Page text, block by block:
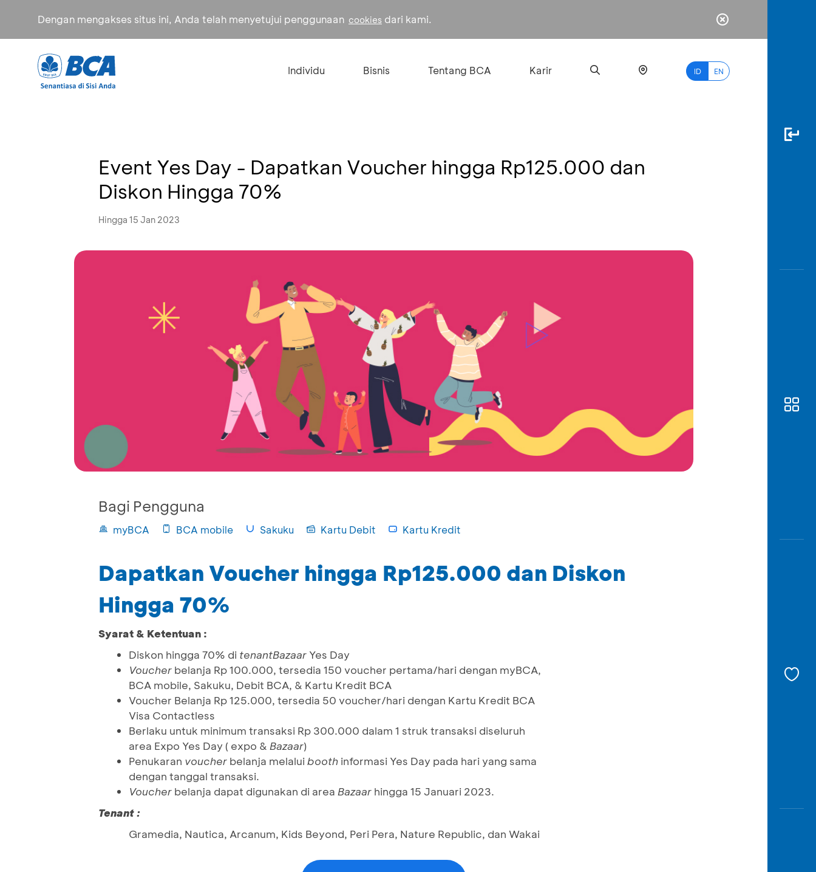
Dengan mengakses situs ini, Anda telah menyetujui penggunaan cookies dari kami.
Individu Bisnis Tentang BCA Karir ID EN
Event Yes Day - Dapatkan Voucher hingga Rp125.000 dan
Diskon Hingga 70%
Hingga 15 Jan 2023
Bagi Pengguna
myBCA BCA mobile Sakuku Kartu Debit Kartu Kredit
Dapatkan Voucher hingga Rp125.000 dan Diskon
Hingga 70%
Syarat & Ketentuan :
Diskon hingga 70% di tenantBazaar Yes Day
Voucher belanja Rp 100.000, tersedia 150 voucher pertama/hari dengan myBCA,
BCA mobile, Sakuku, Debit BCA, & Kartu Kredit BCA
Voucher Belanja Rp 125.000, tersedia 50 voucher/hari dengan Kartu Kredit BCA
Visa Contactless
Berlaku untuk minimum transaksi Rp 300.000 dalam 1 struk transaksi diseluruh
area Expo Yes Day ( expo & Bazaar)
Penukaran voucher belanja melaluibooth informasi Yes Day pada hari yang sama
dengan tanggal transaksi.
Voucher belanja dapat digunakan di area Bazaar hingga 15 Januari 2023.
Tenant :
Gramedia, Nautica, Arcanum, Kids Beyond, Peri Pera, Nature Republic, dan Wakai